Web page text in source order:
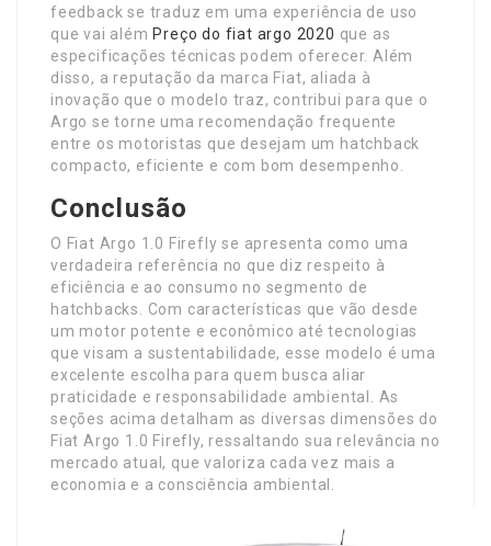
feedback se traduz em uma experiência de uso
que vai além Preço do fiat argo 2020 que as
especificações técnicas podem oferecer. Além
disso, a reputação da marca Fiat, aliada à
inovação que o modelo traz, contribui para que o
Argo se torne uma recomendação frequente
entre os motoristas que desejam um hatchback
compacto, eficiente e com bom desempenho.
Conclusão
O Fiat Argo 1.0 Firefly se apresenta como uma
verdadeira referência no que diz respeito à
eficiência e ao consumo no segmento de
hatchbacks. Com características que vão desde
um motor potente e econômico até tecnologias
que visam a sustentabilidade, esse modelo é uma
excelente escolha para quem busca aliar
praticidade e responsabilidade ambiental. As
seções acima detalham as diversas dimensões do
Fiat Argo 1.0 Firefly, ressaltando sua relevância no
mercado atual, que valoriza cada vez mais a
economia e a consciência ambiental.